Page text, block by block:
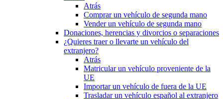
Atrás
Comprar un vehículo de segunda mano
Vender un vehículo de segunda mano
Donaciones, herencias y divorcios o separaciones
¿Quieres traer o llevarte un vehículo del
extranjero?
Atrás
Matricular un vehículo proveniente de la
UE
Importar un vehículo de fuera de la UE
Trasladar un vehículo español al extranjero